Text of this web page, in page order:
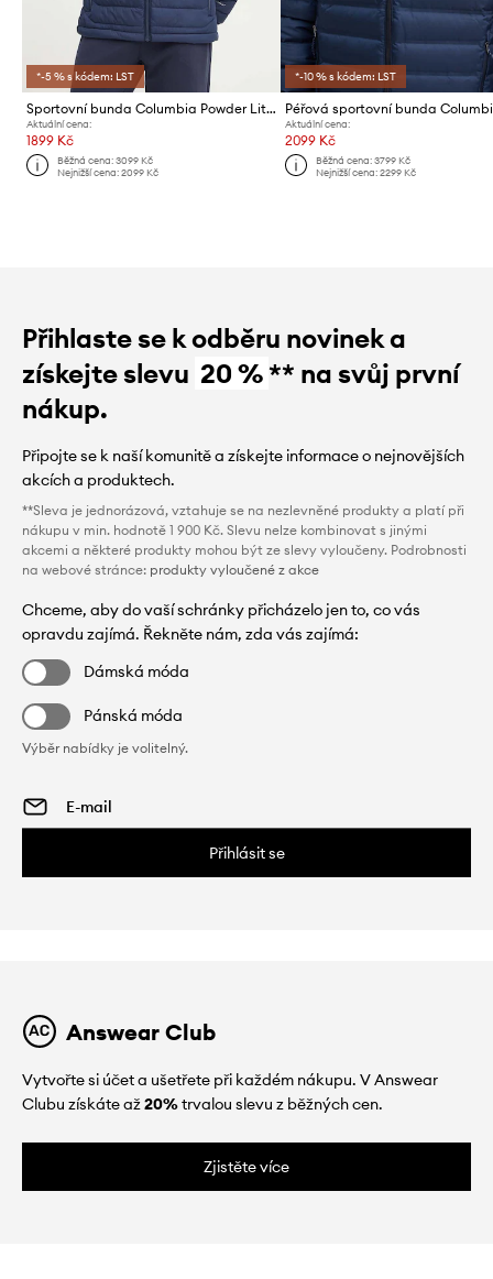
*-5 % s kódem: LST
Sportovní bunda Columbia Powder Lite II
Aktuální cena:
1899 Kč
Běžná cena:3099 Kč
Nejnižší cena:2099 Kč
*-10 % s kódem: LST
Aktuální cena:
2099 Kč
Běžná cena: 3799 Kč
Nejnižší cena: 2299 Kč
Přihlaste se k odběru novinek a
získejte slevu 20 %** na svůj první
nákup.
Připojte se k naší komunitě a získejte informace o nejnovějších
akcích a produktech.
**Sleva je jednorázová, vztahuje se na nezlevněné produkty a platí při
nákupu v min. hodnotě 1 900 Kč. Slevu nelze kombinovat s jinými
akcemi a některé produkty mohou být ze slevy vyloučeny. Podrobnosti
na webové stránce: produkty vyloučené z akce
Chceme, aby do vaší schránky přicházelo jen to, co vás
opravdu zajímá. Řekněte nám, zda vás zajímá:
Dámská móda
Pánská móda
Výběr nabídky je volitelný.
Přihlásit se
Answear Club
Vytvořte si účet a ušetřete při každém nákupu. V Answear
Clubu získáte až20%trvalou slevu z běžných cen.
Zjistěte více